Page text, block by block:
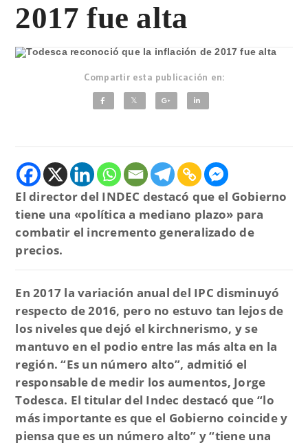
2017 fue alta
Compartir esta publicación en:
El director del INDEC destacó que el Gobierno
tiene una «política a mediano plazo» para
combatir el incremento generalizado de
precios.
En 2017 la variación anual del IPC disminuyó
respecto de 2016, pero no estuvo tan lejos de
los niveles que dejó el kirchnerismo, y se
mantuvo en el podio entre las más alta en la
región.“Es un número alto”, admitió el
responsable de medir los aumentos, Jorge
Todesca. El titular del Indec destacó que “lo
más importante es que el Gobierno coincide y
piensa que es un número alto” y“tiene una